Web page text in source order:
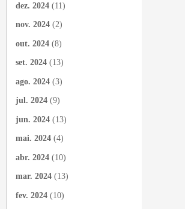
dez. 2024 (11)
nov. 2024 (2)
out. 2024 (8)
set. 2024 (13)
ago. 2024 (3)
jul. 2024 (9)
jun. 2024 (13)
mai. 2024 (4)
abr. 2024 (10)
mar. 2024 (13)
fev. 2024 (10)